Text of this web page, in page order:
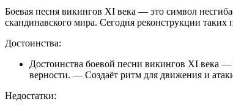
Боевая песня викингов XI века — это символ
скандинавского мира. Сегодня реконструкции
Достоинства:
Достоинства боевой песни викингов XI века
верности. — Создаёт ритм для движения и
Недостатки: